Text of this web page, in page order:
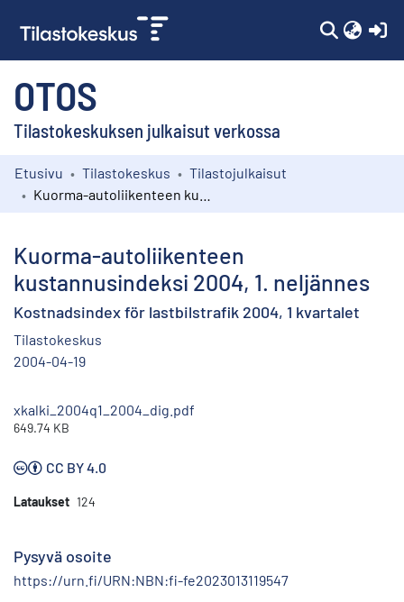
OTOS
Tilastokeskuksen julkaisut verkossa
Kokoelmat
Etusivu Tilastokeskus
Tilastojulkaisut
Kuorma-autoliikenteen
kustannusindeksi 2004, 1. neljännes
Kostnadsindex för lastbilstrafik 2004, 1 kvartalet
Tilastokeskus
2004-04-19
xkalki_2004q1_2004_dig.pdf
649.74 KB
CC BY 4.0
Lataukset 124
Pysyvä osoite
https://urn.fi/URN:NBN:fi-fe2023013119547